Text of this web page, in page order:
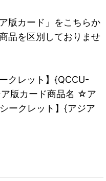
版カード」をこちらか
品を区別しておりませ
クレット】{QCCU-
版カード商品名 ☆ア
ークレット】{アジア